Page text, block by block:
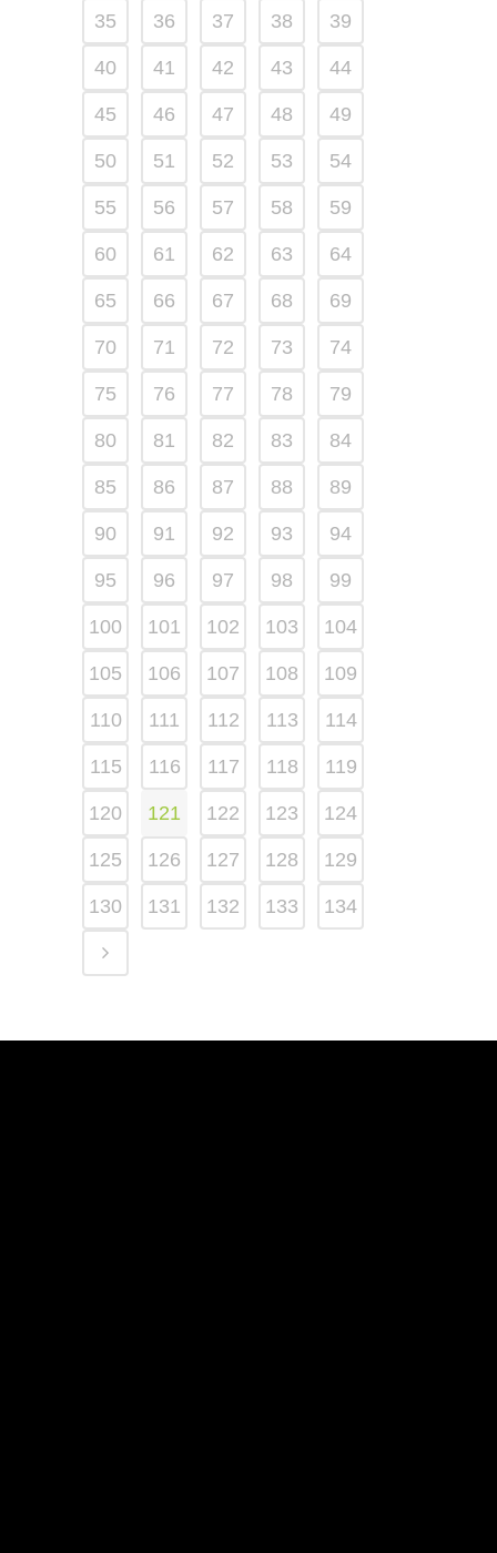
35 36 37 38 39
40 41 42 43 44
45 46 47 48 49
50 51 52 53 54
55 56 57 58 59
60 61 62 63 64
65 66 67 68 69
70 71 72 73 74
75 76 77 78 79
80 81 82 83 84
85 86 87 88 89
90 91 92 93 94
95 96 97 98 99
100 101 102 103 104
105 106 107 108 109
110 111 112 113 114
115 116 117 118 119
120 121 122 123 124
125 126 127 128 129
130 131 132 133 134